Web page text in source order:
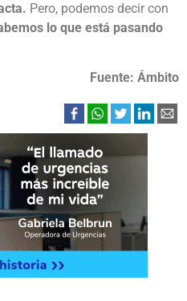
Pero, podemos decir con
lo que está pasando
Fuente: Ámbito